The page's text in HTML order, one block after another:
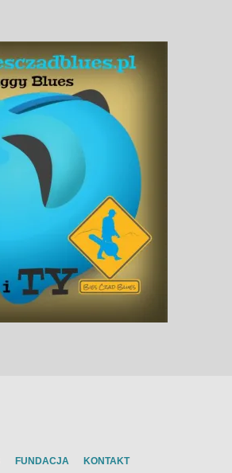
FUNDACJA KONTAKT